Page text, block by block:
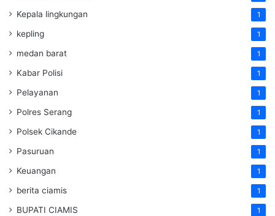
Kepala lingkungan 1
kepling 1
medan barat 1
Kabar Polisi 1
Pelayanan 1
Polres Serang 1
Polsek Cikande 1
Pasuruan 1
Keuangan 1
berita ciamis 1
BUPATI CIAMIS 1